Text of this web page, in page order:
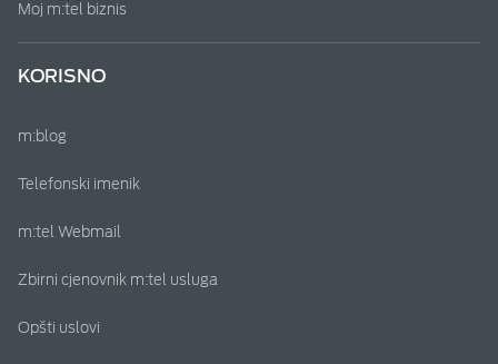
Moj m:tel biznis
KORISNO
m:blog
Telefonski imenik
m:tel Webmail
Zbirni cjenovnik m:tel usluga
Opšti uslovi